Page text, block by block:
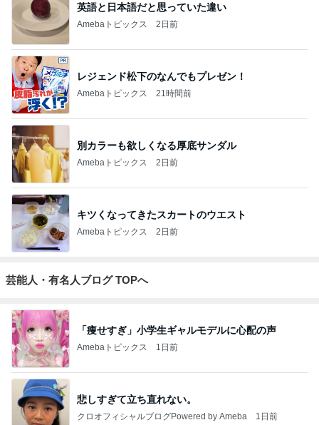
英語と日本語だと思っていた違い
Amebaトピックス 2日前
レジェンド松下のなんでもプレゼン！
Amebaトピックス 21時間前
別カラーも欲しくなる厚底サンダル
Amebaトピックス 2日前
キツくなってきたスカートのウエスト
Amebaトピックス 2日前
芸能人・有名人ブログ TOPへ
「痩せすぎ」小学生ギャルモデルに心配の声
Amebaトピックス 1日前
悲しすぎて立ち直れない。
クロオフィシャルブログPowered by Ameba 1日前